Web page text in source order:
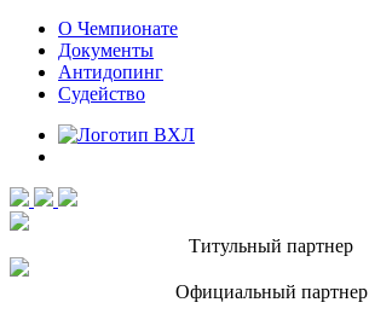
О Чемпионате
Документы
Антидопинг
Судейство
Титульный партнер
Официальный партнер